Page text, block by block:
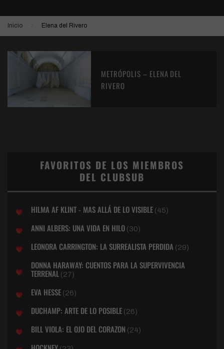
Inicio Elena del Rivero
METRÓPOLIS – ELENA DEL
RIVERO
FAVORITOS DE LOS MIEMBROS
DEL CLUBSUB
HILMA AF KLINT - MAS ALLÁ DE LO VISIBLE (45)
ANNI ALBERS: UNA VIDA EN HILO (30)
LEONORA CARRINGTON: LA SURREALISTA PERDIDA (29)
DONNA HARAWAY: CUENTOS PARA LA SUPERVIVENCIA
TERRENAL (27)
EVA HESSE (26)
DUCHAMP: ARTE DE LO POSIBLE (26)
BILL VIOLA: EL OJO DEL CORAZON (24)